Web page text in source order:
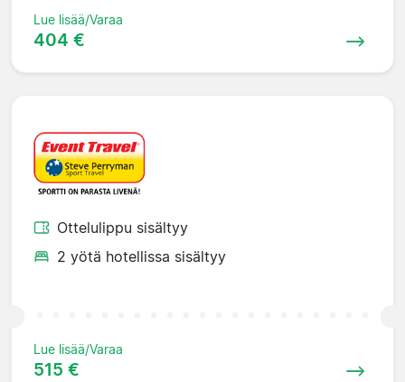
Lue lisää/Varaa
404 €
Ottelulippu sisältyy
2 yötä hotellissa sisältyy
Lue lisää/Varaa
515 €